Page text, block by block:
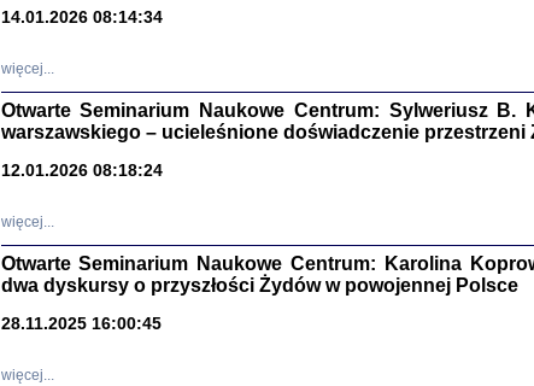
'z
Józef Zelkowicz,
14.01.2026 08:14:34
więcej...
Otwarte Seminarium Naukowe Centrum: Sylweriusz B.
warszawskiego – ucieleśnione doświadczenie przestrzeni
12.01.2026 08:18:24
więcej...
Otwarte Seminarium Naukowe Centrum: Karolina
dwa dyskursy o przyszłości Żydów w powojennej Polsce
28.11.2025 16:00:45
więcej...